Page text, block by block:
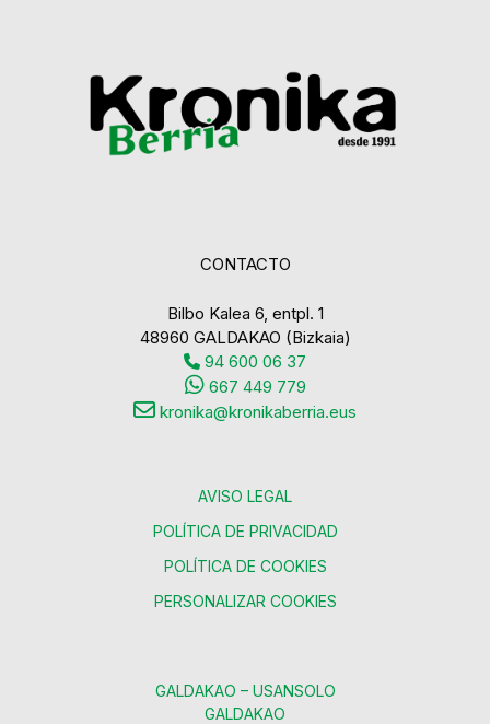
CONTACTO
Bilbo Kalea 6, entpl. 1
48960 GALDAKAO (Bizkaia)
94 600 06 37
667 449 779
kronika@kronikaberria.eus
AVISO LEGAL
POLÍTICA DE PRIVACIDAD
POLÍTICA DE COOKIES
PERSONALIZAR COOKIES
GALDAKAO – USANSOLO
GALDAKAO